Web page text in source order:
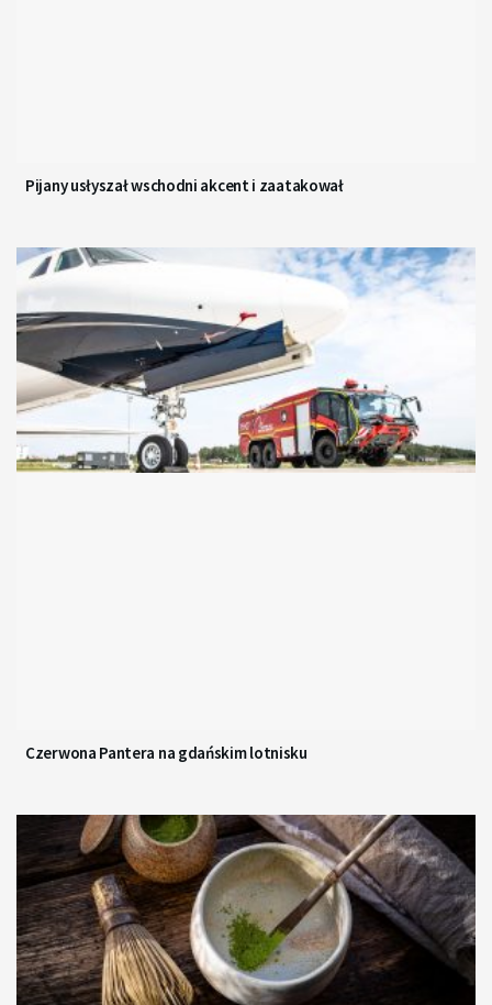
Pijany usłyszał wschodni akcent i zaatakował
Czerwona Pantera na gdańskim lotnisku